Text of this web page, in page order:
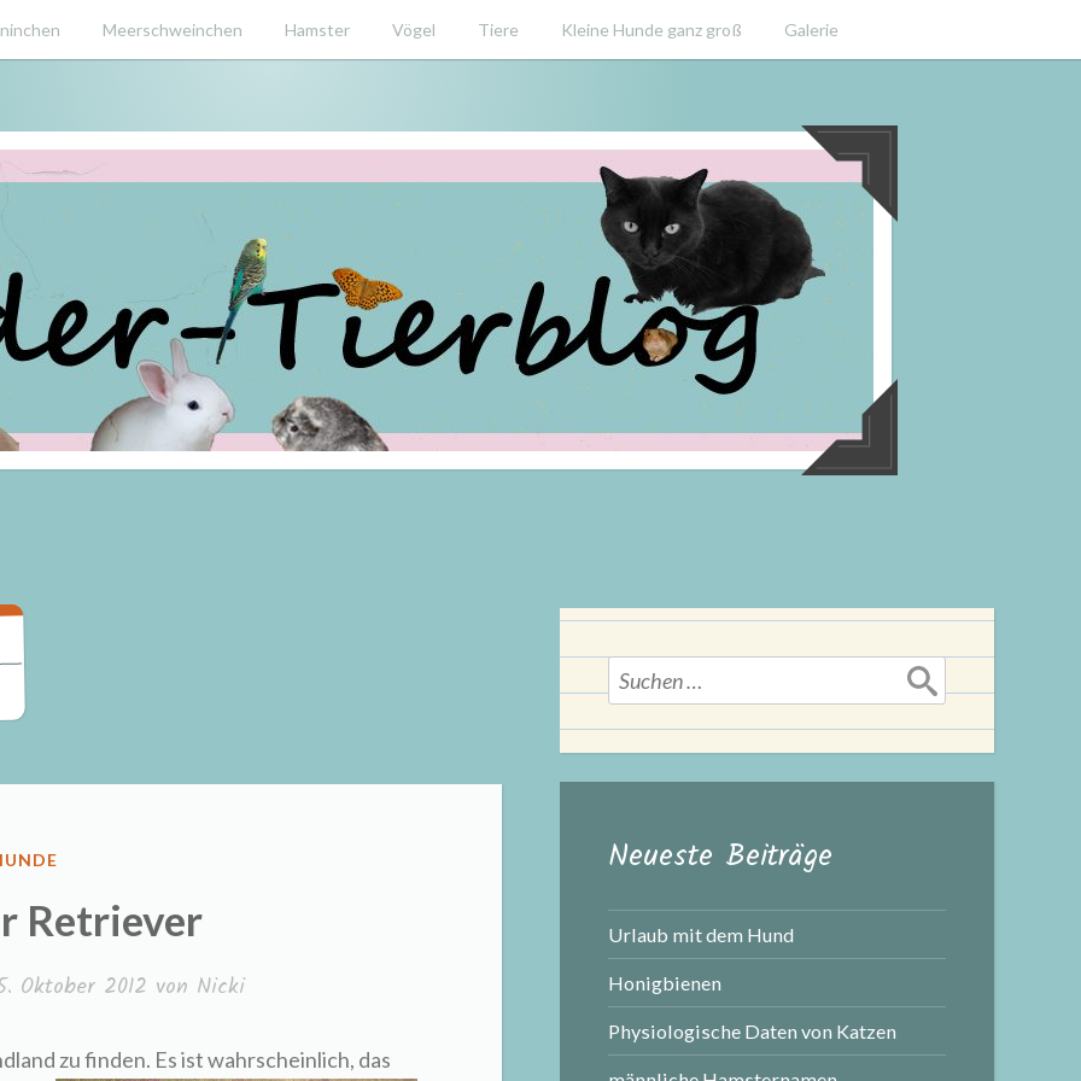
Meerschweinchen Hamster Vögel Tiere Kleine Hunde ganz groß Galerie
Retriever
Oktober 2012 von Nicki
zu finden. Es ist wahrscheinlich, das
Suchen
nach:
Neueste Beiträge
Urlaub mit dem Hund
Honigbienen
Physiologische Daten von Katzen